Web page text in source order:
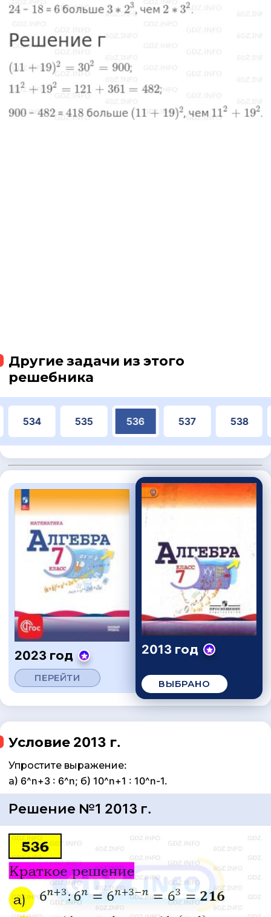
Другие задачи из этого
решебника
534 535 536 537 538
2023 год
ПЕРЕЙТИ
2013 год
ВЫБРАНО
Условие 2013 г.
Упростите выражение:
а) 6^n+3 : 6^n; б) 10^n+1 : 10^n-1.
Решение №1 2013 г.